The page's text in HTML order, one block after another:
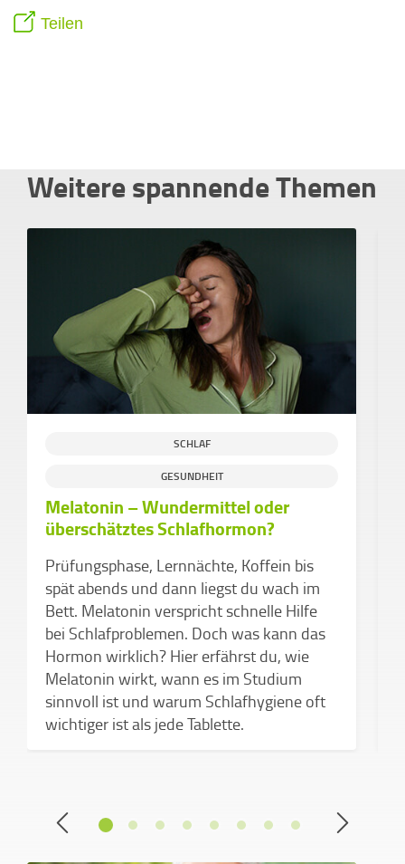
Teilen
Weitere spannende Themen
SCHLAF
GESUNDHEIT
Melatonin – Wundermittel oder
überschätztes Schlafhormon?
Prüfungsphase, Lernnächte, Koffein bis
spät abends und dann liegst du wach im
Bett. Melatonin verspricht schnelle Hilfe
bei Schlafproblemen. Doch was kann das
Hormon wirklich? Hier erfährst du, wie
Melatonin wirkt, wann es im Studium
sinnvoll ist und warum Schlafhygiene oft
wichtiger ist als jede Tablette.